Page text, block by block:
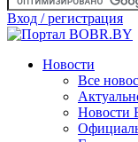
Вход / регистрация
Новости
Все
Новости